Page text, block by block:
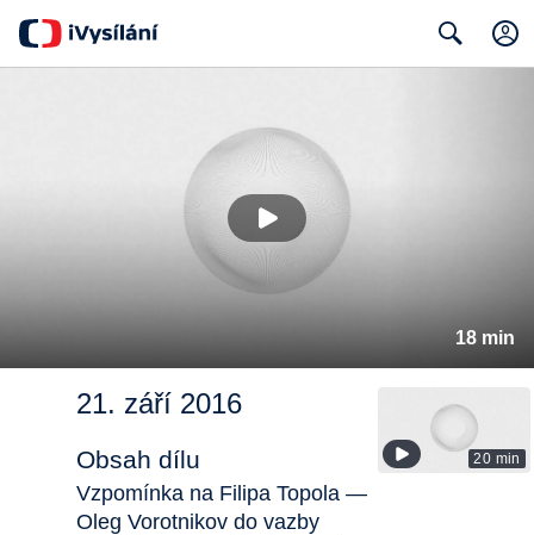
18 min
21. září 2016
Obsah dílu
Vzpomínka na Filipa Topola —
Oleg Vorotnikov do vazby
20 min